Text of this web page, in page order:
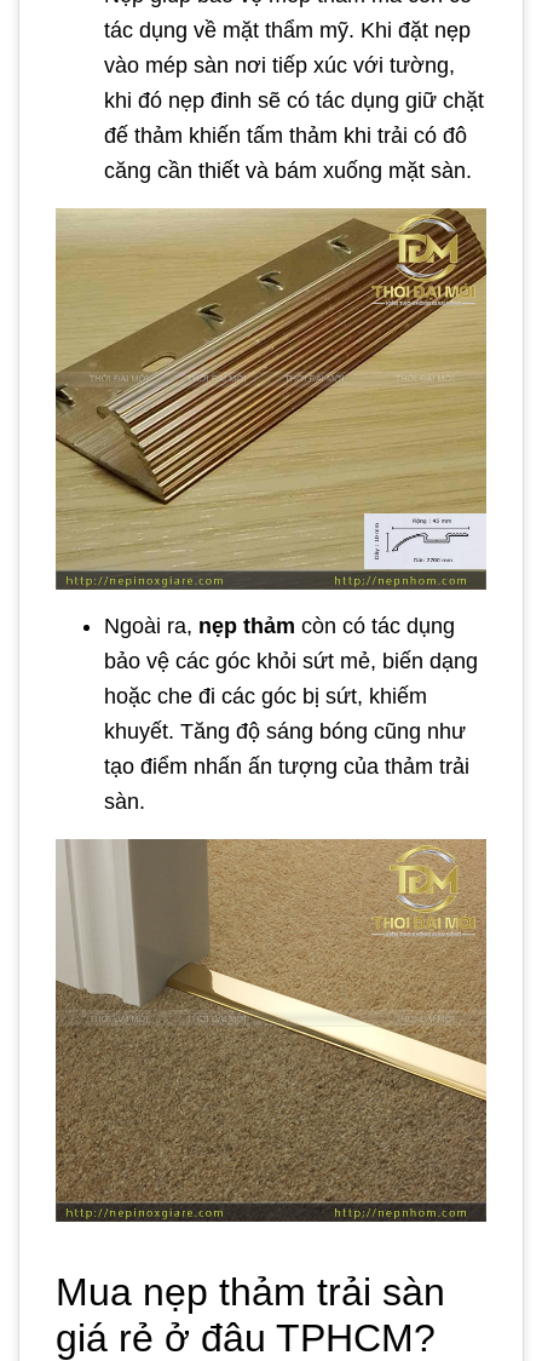
tác dụng về mặt thẩm mỹ. Khi đặt nẹp
vào mép sàn nơi tiếp xúc với tường,
khi đó nẹp đinh sẽ có tác dụng giữ chặt
đế thảm khiến tấm thảm khi trải có đô
căng cần thiết và bám xuống mặt sàn.
Ngoài ra, nẹp thảm còn có tác dụng
bảo vệ các góc khỏi sứt mẻ, biến dạng
hoặc che đi các góc bị sứt, khiếm
khuyết. Tăng độ sáng bóng cũng như
tạo điểm nhấn ấn tượng của thảm trải
sàn.
Mua nẹp thảm trải sàn
giá rẻ ở đâu TPHCM?